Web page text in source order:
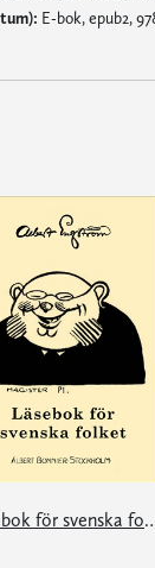
E-bok, epub2,
Läsebok för